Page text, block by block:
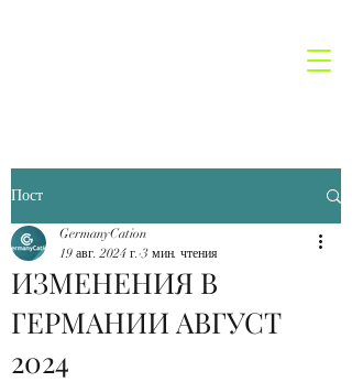
Пост
ИЗМЕНЕНИЯ В
ГЕРМАНИИ АВГУСТ
2024
GermanyCation
19 авг. 2024 г. 3 мин. чтения